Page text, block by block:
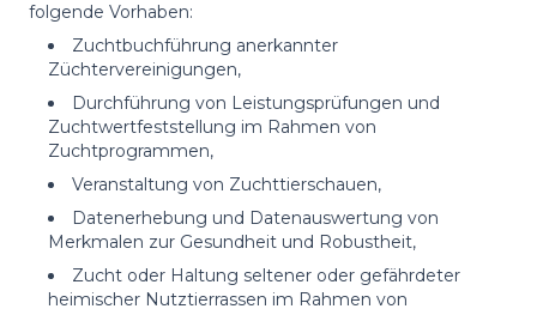
folgende Vorhaben:
Zuchtbuchführung anerkannter
Züchtervereinigungen,
Durchführung von Leistungsprüfungen und
Zuchtwertfeststellung im Rahmen von
Zuchtprogrammen,
Veranstaltung von Zuchttierschauen,
Datenerhebung und Datenauswertung von
Merkmalen zur Gesundheit und Robustheit,
Zucht oder Haltung seltener oder gefährdeter
heimischer Nutztierrassen im Rahmen von